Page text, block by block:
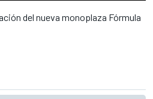
del nueva monoplaza Fórmula